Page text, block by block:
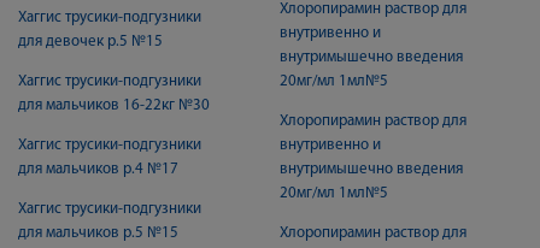
Хаггис трусики-подгузники
для девочек р.5 №15
Хаггис трусики-подгузники
для мальчиков 16-22кг №30
Хаггис трусики-подгузники
для мальчиков р.4 №17
Хаггис трусики-подгузники
для мальчиков р.5 №15
Хлоропирамин раствор для
внутривенно и
внутримышечно введения
20мг/мл 1мл№5
Хлоропирамин раствор для
внутривенно и
внутримышечно введения
20мг/мл 1мл№5
Хлоропирамин раствор для